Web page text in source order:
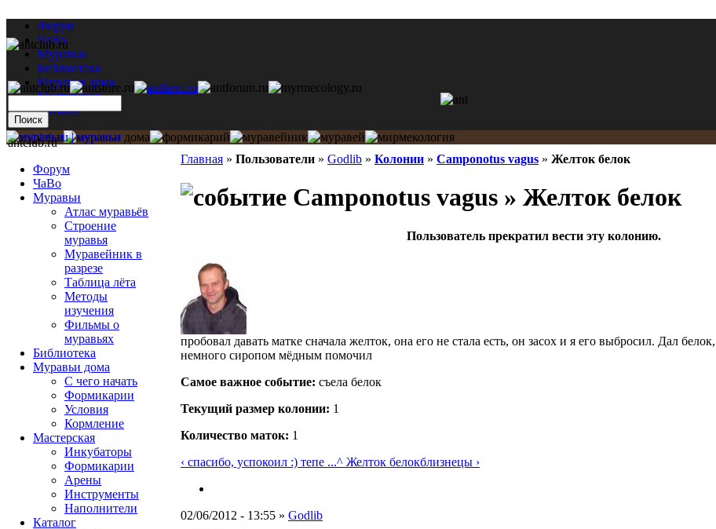
Форум
ЧаВо
Муравьи
Библиотека
Муравьи дома
Мастерская
Каталог
Главная » Пользователи » Godlib » Колонии » Camponotus vagus » Желток белок
Camponotus vagus » Желток белок
Пользователь прекратил вести эту колонию.
пробовал давать матке сначала желток, она его не стала есть, он засох и я его выбросил. Дал
немного сиропом мёдным помочил
Самое важное событие: съела белок
Текущий размер кoлонии: 1
Количество маток: 1
‹ спасибо, успокоил :) тепе ...^ Желток белокблизнецы ›
02/06/2012 - 13:55 » Godlib
antclub.ru
Форум
ЧаВо
Муравьи
Атлас муравьёв
Строение
муравья
Муравейник в
разрезе
Таблица лёта
Методы
изучения
Фильмы о
муравьях
Библиотека
Муравьи дома
С чего начать
Формикарии
Условия
Кормление
Мастерская
Инкубаторы
Формикарии
Арены
Инструменты
Наполнители
Каталог